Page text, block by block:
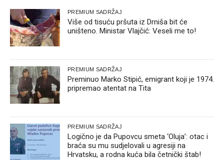
PREMIUM SADRŽAJ
Više od tisuću pršuta iz Drniša bit će
uništeno. Ministar Vlajčić: Veseli me to!
PREMIUM SADRŽAJ
Preminuo Marko Stipić, emigrant koji je 1974.
pripremao atentat na Tita
PREMIUM SADRŽAJ
Logično je da Pupovcu smeta ‘Oluja’: otac i
braća su mu sudjelovali u agresiji na
Hrvatsku, a rodna kuća bila četnički štab!